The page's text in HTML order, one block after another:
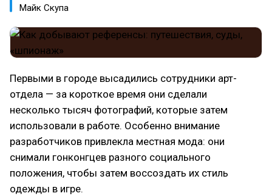
Майк Скупа
Первыми в городе высадились сотрудники арт-
отдела — за короткое время они сделали
несколько тысяч фотографий, которые затем
использовали в работе. Особенно внимание
разработчиков привлекла местная мода: они
снимали гонконгцев разного социального
положения, чтобы затем воссоздать их стиль
одежды в игре.